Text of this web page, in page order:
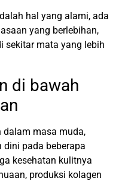
hal yang alami, ada
yang berlebihan,
sekitar mata yang lebih
di bawah
dalam masa muda,
dini pada beberapa
kesehatan kulitnya
produksi kolagen